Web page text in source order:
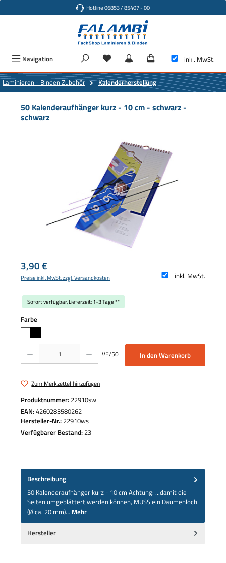
Hotline 06853 / 85407 - 00
Navigation inkl. MwSt.
Laminieren - Binden Zubehör Kalenderherstellung
50 Kalenderaufhänger kurz - 10 cm - schwarz -
schwarz
Regulärer Preis:
3,90 €
inkl. MwSt.
Preise inkl. MwSt. zzgl. Versandkosten
Sofort verfügbar, Lieferzeit: 1-3 Tage **
Farbe
Produkt Anzahl: Gib den gewünschten Wert ein oder benutze die Schaltflächen um
VE/50 In den Warenkorb
Zum Merkzettel hinzufügen
Produktnummer:22910sw
EAN:4260283580262
Hersteller-Nr.:22910ws
Verfügbarer Bestand:23
Beschreibung
50 Kalenderaufhänger kurz - 10 cm Achtung: ...damit die
Seiten umgeblättert werden können, MUSS ein Daumenloch
(Ø ca. 20 mm)… Mehr
Hersteller